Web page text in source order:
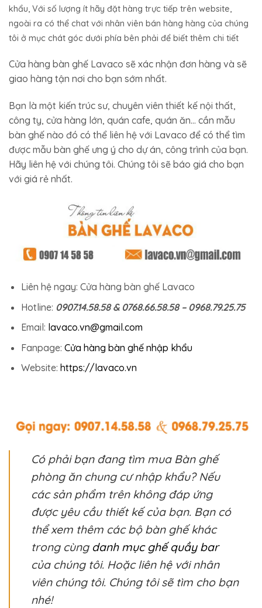
khẩu, Với số lượng ít hãy đặt hàng trực tiếp trên website,
ngoài ra có thể chat với nhân viên bán hàng hàng của chúng
tôi ở mục chát góc dưới phía bên phải để biết thêm chi tiết
Cửa hàng bàn ghế Lavaco sẽ xác nhận đơn hàng và sẽ
giao hàng tận nơi cho bạn sớm nhất.
Bạn là một kiến trúc sư, chuyên viên thiết kế nội thất,
công ty, cửa hàng lớn, quán cafe, quán ăn… cần mẫu
bàn ghế nào đó có thể liên hệ với Lavaco để có thể tìm
được mẫu bàn ghế ưng ý cho dự án, công trình của bạn.
Hãy liên hệ với chúng tôi. Chúng tôi sẽ báo giá cho bạn
với giá rẻ nhất.
Liên hệ ngay: Cửa hàng bàn ghế Lavaco
Hotline: 0907.14.58.58 & 0768.66.58.58 – 0968.79.25.75
Email: lavaco.vn@gmail.com
Fanpage: Cửa hàng bàn ghế nhập khẩu
Website: https://lavaco.vn
Có phải bạn đang tìm mua Bàn ghế
phòng ăn chung cư nhập khẩu? Nếu
các sản phẩm trên không đáp ứng
được yêu cầu thiết kế của bạn. Bạn có
thể xem thêm các bộ bàn ghế khác
trong cùng danh mục ghế quầy bar
của chúng tôi. Hoặc liên hệ với nhân
viên chúng tôi. Chúng tôi sẽ tìm cho bạn
nhé!